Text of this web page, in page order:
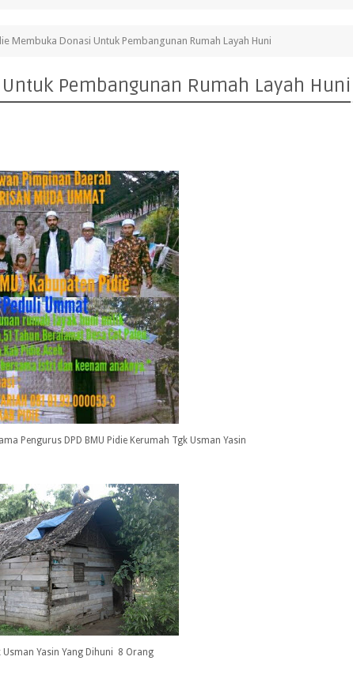
Membuka Donasi Untuk Pembangunan Rumah Layah Huni
Pembangunan Rumah Layah Huni
Pengurus DPD BMU Pidie Kerumah Tgk Usman Yasin
Usman Yasin Yang Dihuni 8 Orang